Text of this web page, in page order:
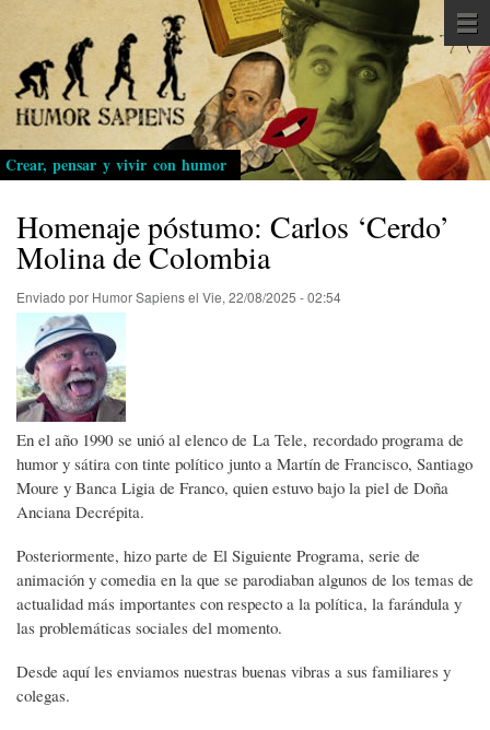
Pasar
al
contenido
principal
Crear, pensar y vivir con humor
Homenaje póstumo: Carlos ‘Cerdo’
Molina de Colombia
Enviado por Humor Sapiensel Vie, 22/08/2025 - 02:54
En el año 1990 se unió al elenco de La Tele, recordado programa de
humor y sátira con tinte político junto a Martín de Francisco, Santiago
Moure y Banca Ligia de Franco, quien estuvo bajo la piel de Doña
Anciana Decrépita.
Posteriormente, hizo parte de El Siguiente Programa, serie de
animación y comedia en la que se parodiaban algunos de los temas de
actualidad más importantes con respecto a la política, la farándula y
las problemáticas sociales del momento.
Desde aquí les enviamos nuestras buenas vibras a sus familiares y
colegas.